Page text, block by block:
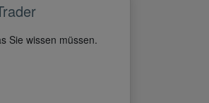
Sie wissen müssen.